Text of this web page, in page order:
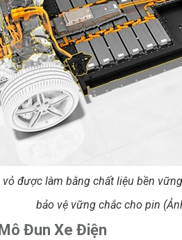
vỏ được làm bằng chất liệu bền
bảo vệ vững chắc cho pin
Đun Xe Điện